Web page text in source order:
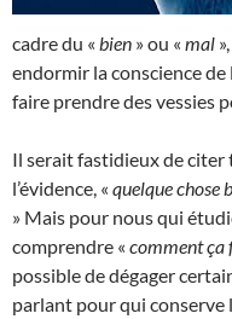
cadre du « bien » ou « mal
endormir la conscience de
faire prendre des vessies
Il serait fastidieux de citer
l’évidence, « quelque chose
» Mais pour nous qui
comprendre « comment ça
possible de dégager
parlant pour qui conserve